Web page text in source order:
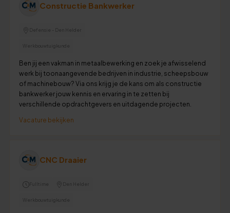
Constructie Bankwerker
Defensie - Den Helder
Werkbouwtuigkunde
Ben jij een vakman in metaalbewerking en zoek je afwisselend
werk bij toonaangevende bedrijven in industrie, scheepsbouw
of machinebouw? Via ons krijg je de kans om als constructie
bankwerker jouw kennis en ervaring in te zetten bij
verschillende opdrachtgevers en uitdagende projecten.
Vacature bekijken
CNC Draaier
Fulltime Den Helder
Werkbouwtuigkunde